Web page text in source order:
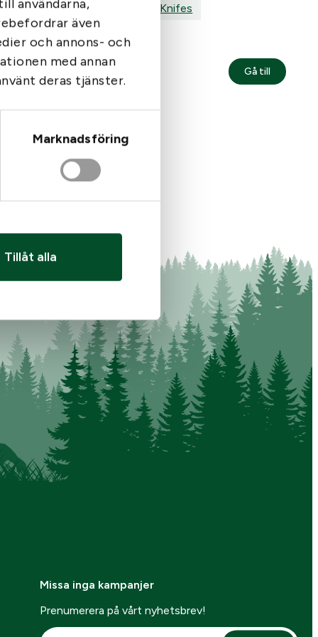
användarna,
även
och annons- och
med annan
deras tjänster.
Marknadsföring
Tillåt alla
Buck Knifes
Buck 279810 Orange
595
I lager
Gå till: Buck
Missa inga kampanjer
Prenumerera på vårt nyhetsbrev!